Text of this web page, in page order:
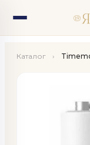
Каталог ›